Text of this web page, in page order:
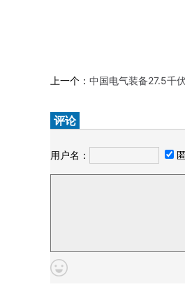
上一个： 中国电气装备27.5千伏
评论
用户名：